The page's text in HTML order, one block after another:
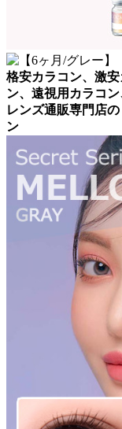
格安カラコン、激
ン、遠視用カラコ
レンズ通販専門店
ン